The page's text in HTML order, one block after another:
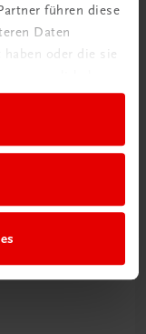
führen diese
Daten
oder die sie